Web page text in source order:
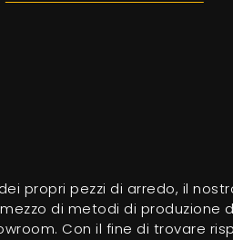
propri pezzi di arredo, il
di metodi di produzione
Con il fine di trovare